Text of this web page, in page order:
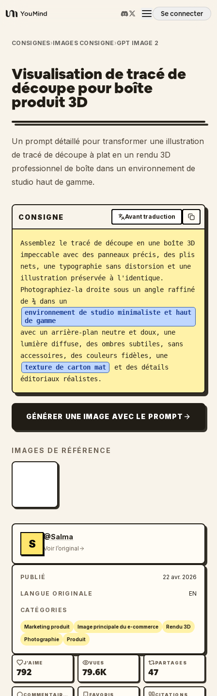
YouMind
Se connecter
Aperçu
Cas d'usage
Compétences
Invites
Tarifs
Blog
Mises à jour
CONSIGNES›IMAGES CONSIGNE ›GPT IMAGE 2
Visualisation de tracé de
découpe pour boîte
produit 3D
Un prompt détaillé pour transformer une illustration
de tracé de découpe à plat en un rendu 3D
professionnel de boîte dans un environnement de
studio haut de gamme.
CONSIGNE Avant traduction
Assemblez le tracé de découpe en une boîte 3D
impeccable avec des panneaux précis, des plis
nets, une typographie sans distorsion et une
illustration préservée à l'identique.
Photographiez-la droite sous un angle raffiné
de ¾ dans un
environnement de studio minimaliste et haut
de gamme
avec un arrière-plan neutre et doux, une
lumière diffuse, des ombres subtiles, sans
accessoires, des couleurs fidèles, une
texture de carton mat
et des détails
éditoriaux réalistes.
GÉNÉRER UNE IMAGE AVEC LE PROMPT
IMAGES DE RÉFÉRENCE
S
@Salma
Voir l’original
PUBLIÉ 22 avr. 2026
LANGUE ORIGINALE EN
CATÉGORIES
Marketing produit Image principale du e-commerce Rendu 3D
Photographie Produit
J’AIME
792
VUES
79.6K
PARTAGES
47
COMMENTAIRES FAVORIS CITATIONS